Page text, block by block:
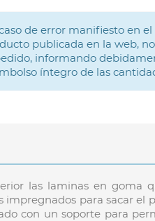
de error manifiesto en
publicada en la web,
informando
íntegro de las
las laminas en goma
para sacar el
con un soporte para